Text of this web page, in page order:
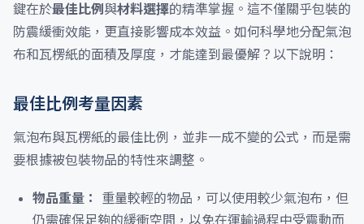
鍵在於最佳比例與材料選擇的精準掌握。這不僅關乎包裝的
防震緩衝效能，更直接影響成本效益。如何科學地分配氣泡
布和瓦楞紙的面積及厚度，才能達到最優解？以下說明：
最佳比例考量因素
氣泡布與瓦楞紙的最佳比例，並非一成不變的公式，而是需
要根據被包裝物品的特性來調整。
物品重量：
重量較輕的物品，可以使用較少氣泡布，但
仍需確保足夠的緩衝空間，以免在運輸過程中受震動而